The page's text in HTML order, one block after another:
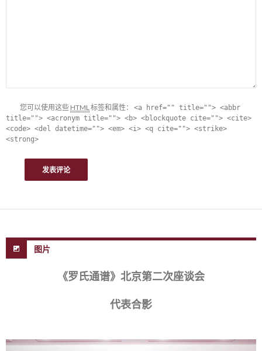
您可以使用这些 HTML标签和属性： <a href="" title=""> <abbr
title=""> <acronym title=""> <b> <blockquote cite=""> <cite>
<code> <del datetime=""> <em> <i> <q cite=""> <strike>
<strong>
图片
《罗氏通谱》北京第二次座谈会
代表合影